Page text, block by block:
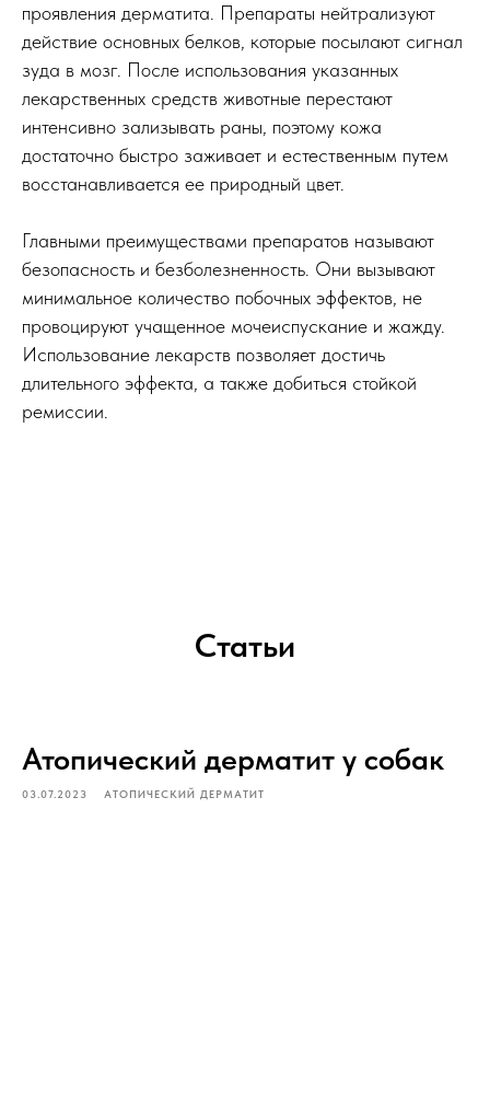
проявления дерматита. Препараты нейтрализуют
действие основных белков, которые посылают сигнал
зуда в мозг. После использования указанных
лекарственных средств животные перестают
интенсивно зализывать раны, поэтому кожа
достаточно быстро заживает и естественным путем
восстанавливается ее природный цвет.
Главными преимуществами препаратов называют
безопасность и безболезненность. Они вызывают
минимальное количество побочных эффектов, не
провоцируют учащенное мочеиспускание и жажду.
Использование лекарств позволяет достичь
длительного эффекта, а также добиться стойкой
ремиссии.
Статьи
Атопический дерматит у собак
03.07.2023 АТОПИЧЕСКИЙ ДЕРМАТИТ